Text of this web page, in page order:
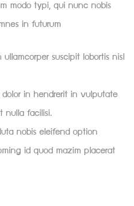
modo typi, qui nunc nobis
in futurum
suscipit lobortis nisl
dolor in hendrerit in vulputate
nulla facilisi.
nobis eleifend option
id quod mazim placerat